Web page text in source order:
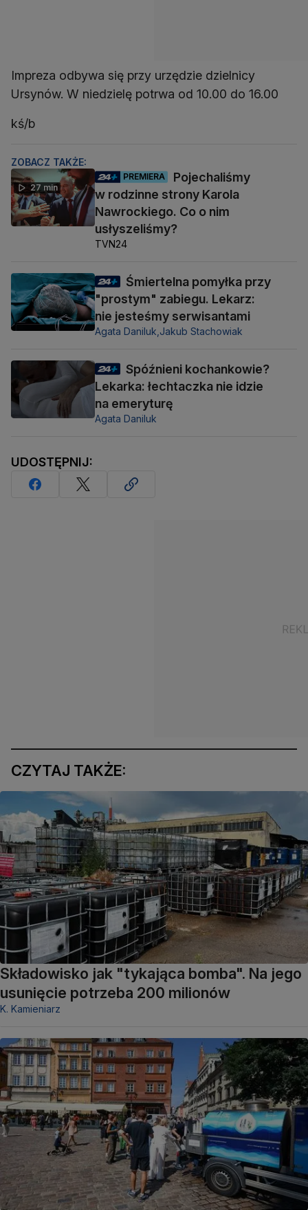
Impreza odbywa się przy urzędzie dzielnicy
Ursynów. W niedzielę potrwa od 10.00 do 16.00
kś/b
ZOBACZ TAKŻE:
27 min
PREMIERA
Pojechaliśmy
w rodzinne strony Karola
Nawrockiego. Co o nim
usłyszeliśmy?
TVN24
Śmiertelna pomyłka przy
"prostym" zabiegu. Lekarz:
nie jesteśmy serwisantami
Agata Daniluk, Jakub Stachowiak
Spóźnieni kochankowie?
Lekarka: łechtaczka nie idzie
na emeryturę
Agata Daniluk
UDOSTĘPNIJ:
CZYTAJ TAKŻE:
Składowisko jak "tykająca bomba". Na jego
usunięcie potrzeba 200 milionów
K. Kamieniarz